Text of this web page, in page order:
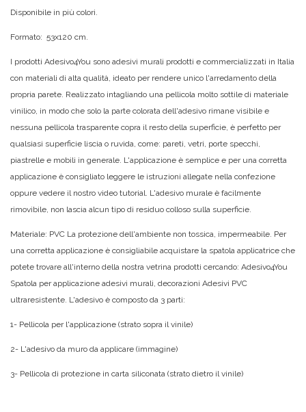
Disponibile in più colori.
Formato: 53x120 cm.
I prodotti Adesivo4You sono adesivi murali prodotti e commercializzati in Italia
con materiali di alta qualità, ideato per rendere unico l'arredamento della
propria parete. Realizzato intagliando una pellicola molto sottile di materiale
vinilico, in modo che solo la parte colorata dell'adesivo rimane visibile e
nessuna pellicola trasparente copra il resto della superficie, è perfetto per
qualsiasi superficie liscia o ruvida, come: pareti, vetri, porte specchi,
piastrelle e mobili in generale. L'applicazione è semplice e per una corretta
applicazione è consigliato leggere le istruzioni allegate nella confezione
oppure vedere il nostro video tutorial. L'adesivo murale è facilmente
rimovibile, non lascia alcun tipo di residuo colloso sulla superficie.
Materiale: PVC La protezione dell'ambiente non tossica, impermeabile. Per
una corretta applicazione è consigliabile acquistare la spatola applicatrice che
potete trovare all'interno della nostra vetrina prodotti cercando: Adesivo4You
Spatola per applicazione adesivi murali, decorazioni Adesivi PVC
ultraresistente. L'adesivo è composto da 3 parti:
1- Pellicola per l'applicazione (strato sopra il vinile)
2- L'adesivo da muro da applicare (immagine)
3- Pellicola di protezione in carta siliconata (strato dietro il vinile)